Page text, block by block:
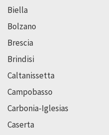
Biella
Bolzano
Brescia
Brindisi
Caltanissetta
Campobasso
Carbonia-Iglesias
Caserta